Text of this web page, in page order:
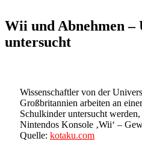
Wii und Abnehmen –
untersucht
Wissenschaftler von der
Großbritannien arbeiten an
Schulkinder untersucht
Nintendos Konsole ‚Wii‘ –
Quelle: kotaku.com